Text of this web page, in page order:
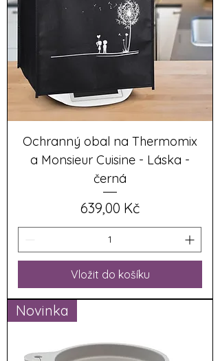
Ochranný obal na Thermomix
a Monsieur Cuisine - Láska -
černá
Cena
639,00 Kč
Vložit do košíku
Novinka